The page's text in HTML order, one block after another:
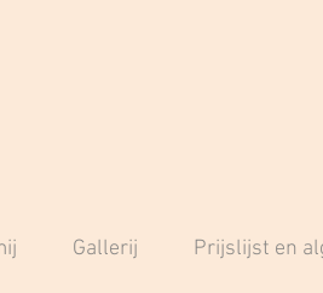
Gallerij Prijslijst en